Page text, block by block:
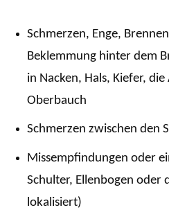
Schmerzen, Enge,
Beklemmung hinter dem
in Nacken, Hals, Kiefer,
Oberbauch
Schmerzen zwischen den
Missempfindungen oder
Schulter, Ellenbogen oder
lokalisiert)